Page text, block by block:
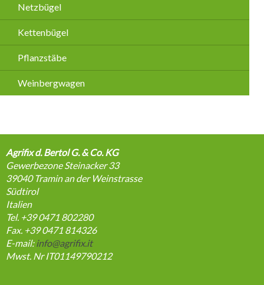
Netzbügel
Kettenbügel
Pflanzstäbe
Weinbergwagen
Agrifix d. Bertol G. & Co. KG
Gewerbezone Steinacker 33
39040 Tramin an der Weinstrasse
Südtirol
Italien
Tel. +39 0471 802280
Fax. +39 0471 814326
E-mail: info@agrifix.it
Mwst. Nr IT01149790212